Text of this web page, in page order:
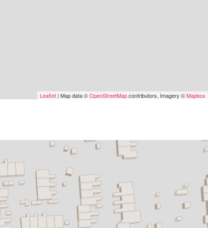
Leaflet | Map data ©OpenStreetMapcontributors, Imagery ©Mapbox